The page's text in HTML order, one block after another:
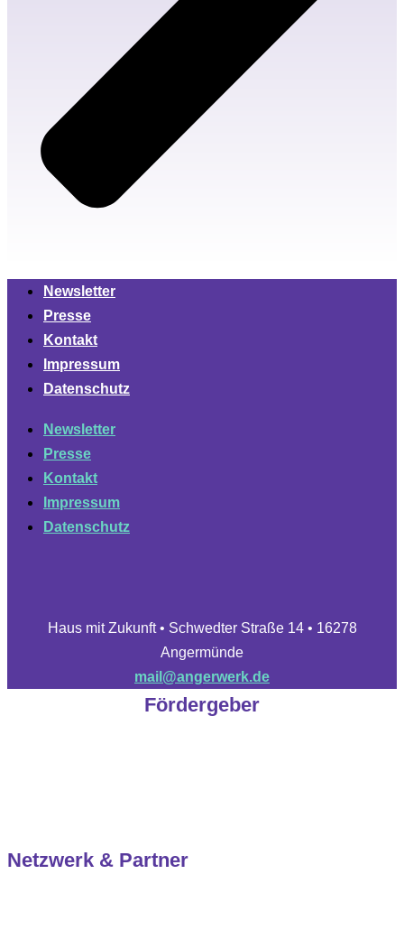
Newsletter
Presse
Kontakt
Impressum
Datenschutz
Newsletter
Presse
Kontakt
Impressum
Datenschutz
Haus mit Zukunft • Schwedter Straße 14 • 16278
Angermünde
mail@angerwerk.de
Fördergeber
Netzwerk & Partner